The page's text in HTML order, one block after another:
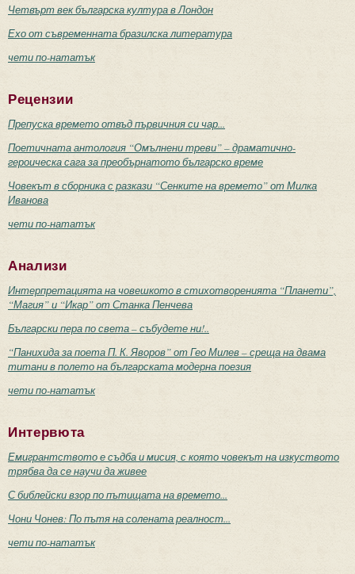
Четвърт век българска култура в Лондон
Ехо от съвременната бразилска литература
чети по-нататък
Рецензии
Препуска времето отвъд първичния си чар...
Поетичната антология “Омълнени треви” – драматично-
героическа сага за преобърнатото българско време
Човекът в сборника с разкази “Сенките на времето” от Милка
Иванова
чети по-нататък
Анализи
Интерпретацията на човешкото в стихотворенията “Планети”,
“Магия” и “Икар” от Станка Пенчева
Български пера по света – събудете ни!..
“Панихида за поета П. К. Яворов” от Гео Милев – среща на двама
титани в полето на българската модерна поезия
чети по-нататък
Интервюта
Емигрантството е съдба и мисия, с която човекът на изкуството
трябва да се научи да живее
С библейски взор по пътищата на времето...
Чони Чонев: По пътя на солената реалност...
чети по-нататък